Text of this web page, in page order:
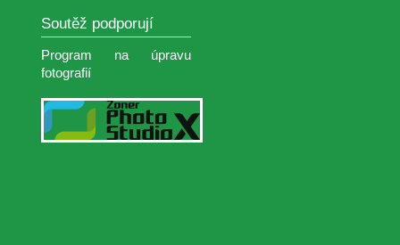
Soutěž podporují
Program na úpravu
fotografií